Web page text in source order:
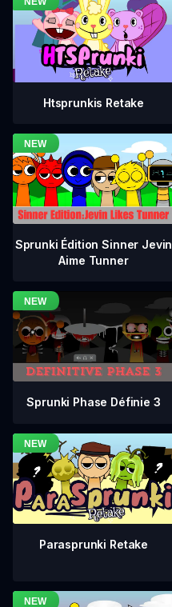
Htsprunkis Retake
Sprunki Édition Sinner Jevin
Aime Tunner
Sprunki Phase Définie 3
Parasprunki Retake